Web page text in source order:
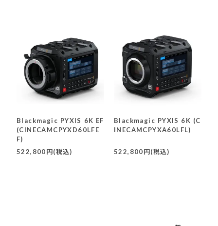
Blackmagic PYXIS 6K EF
(CINECAMCPYXD60LFE
F)
522,800円(税込)
Blackmagic PYXIS 6K (C
INECAMCPYXA60LFL)
522,800円(税込)